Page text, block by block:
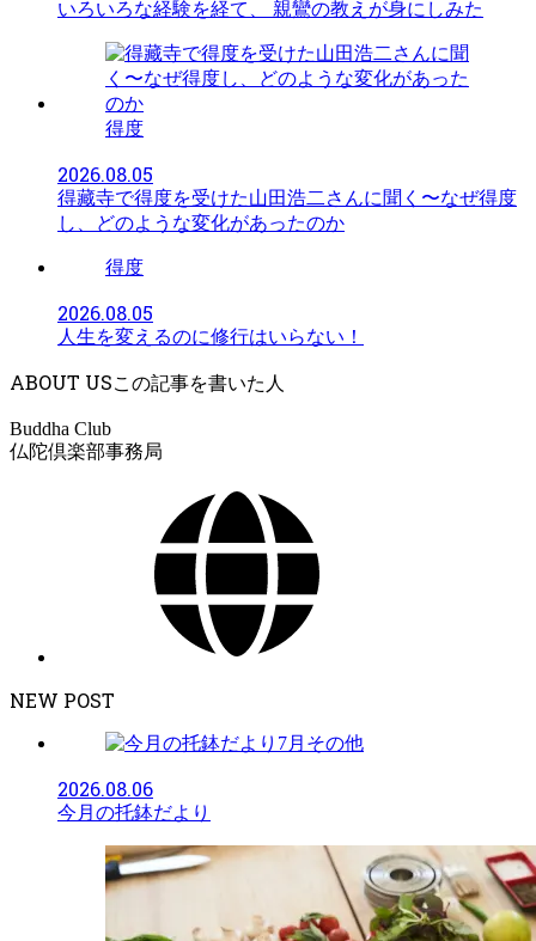
いろいろな経験を経て、 親鸞の教えが身にしみた
得度
2026.08.05
得藏寺で得度を受けた山田浩二さんに聞く〜なぜ得度
し、どのような変化があったのか
得度
2026.08.05
人生を変えるのに修行はいらない！
ABOUT US
Buddha Club
仏陀倶楽部事務局
NEW POST
その他
2026.08.06
今月の托鉢だより